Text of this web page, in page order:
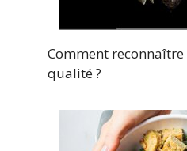
Comment
qualité ?